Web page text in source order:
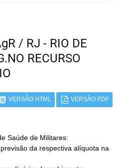
/ RJ - RIO DE
RECURSO
VERSÃO HTML VERSÃO PDF
Saúde de Militares: